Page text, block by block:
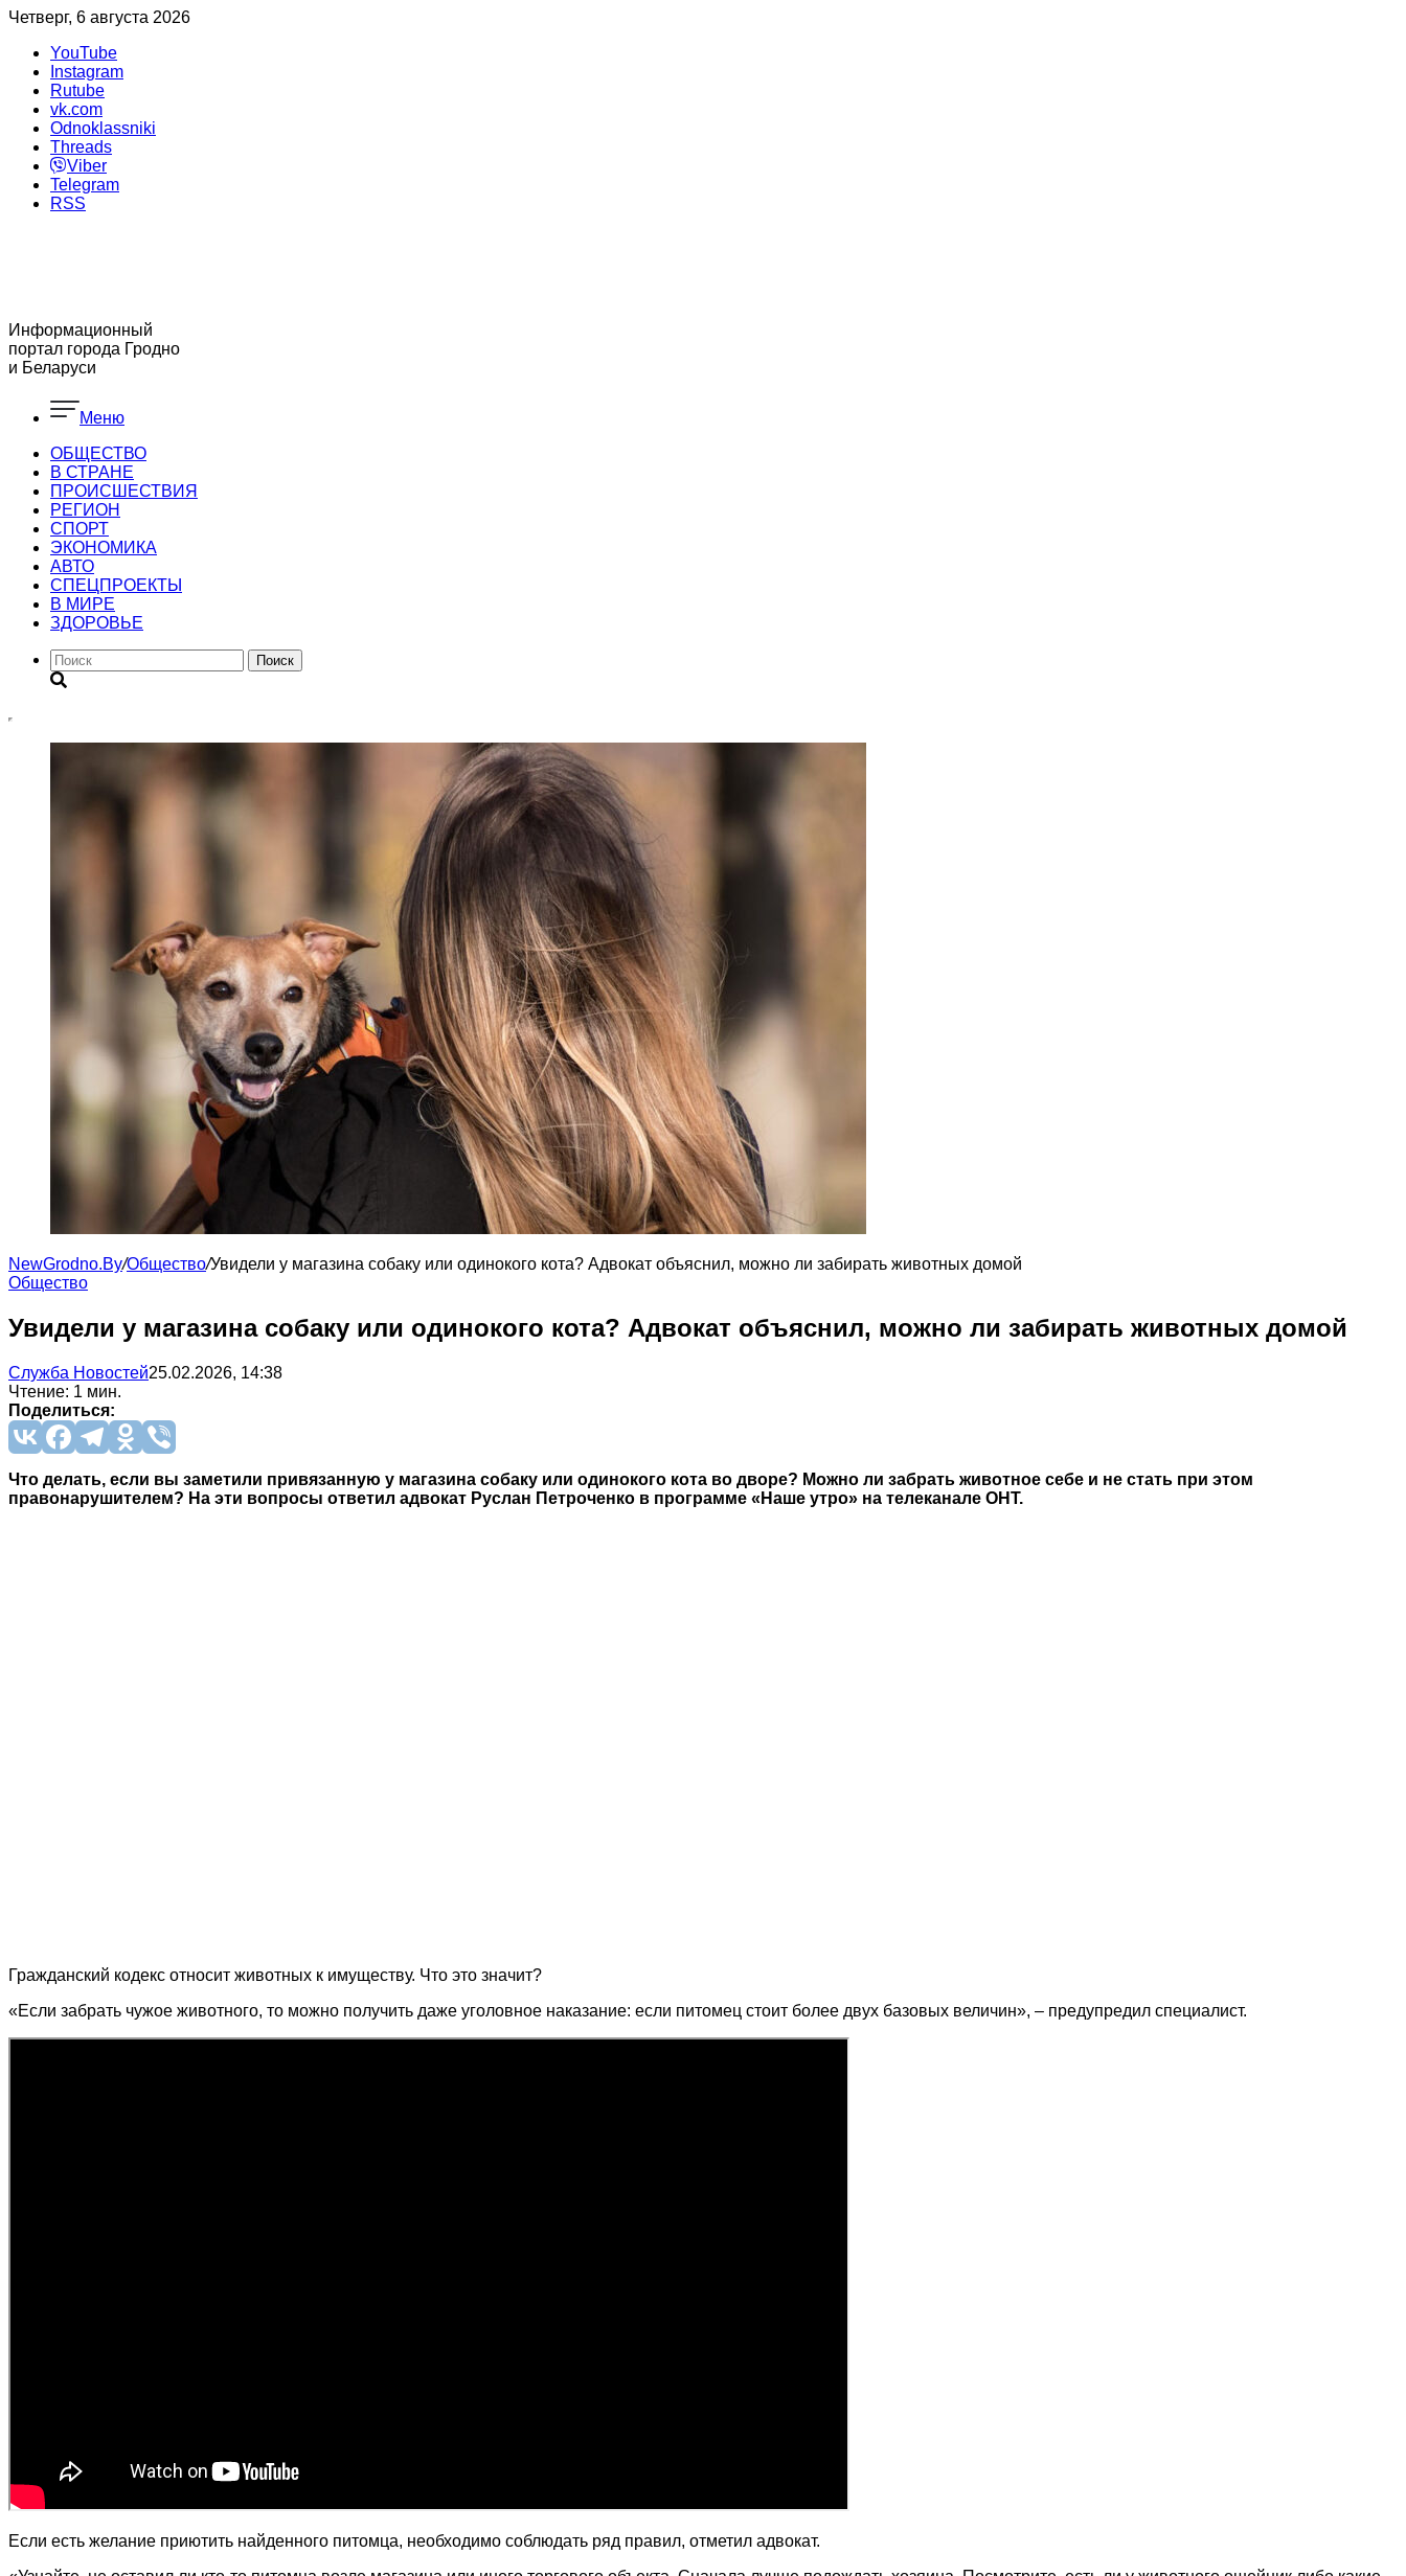
Четверг, 6 августа 2026
YouTube
Instagram
Rutube
vk.com
Odnoklassniki
Threads
Viber
Telegram
RSS
Информационный
портал города Гродно
и Беларуси
Меню
ОБЩЕСТВО
В СТРАНЕ
ПРОИСШЕСТВИЯ
РЕГИОН
CПОРТ
ЭКОНОМИКА
АВТО
СПЕЦПРОЕКТЫ
В МИРЕ
ЗДОРОВЬЕ
Поиск
NewGrodno.By/Общество/Увидели у магазина собаку или одинокого кота? Адвокат объяснил, можно ли забирать животных домой
Общество
Увидели у магазина собаку или одинокого кота? Адвокат объяснил, можно ли забирать животных домой
Служба Новостей25.02.2026, 14:38
Чтение: 1 мин.
Поделиться:
Что делать, если вы заметили привязанную у магазина собаку или одинокого кота во дворе? Можно ли забрать животное себе и не стать при этом
правонарушителем? На эти вопросы ответил адвокат Руслан Петроченко в программе «Наше утро» на телеканале ОНТ.
Гражданский кодекс относит животных к имуществу. Что это значит?
«Если забрать чужое животного, то можно получить даже уголовное наказание: если питомец стоит более двух базовых величин», – предупредил специалист.
Если есть желание приютить найденного питомца, необходимо соблюдать ряд правил, отметил адвокат.